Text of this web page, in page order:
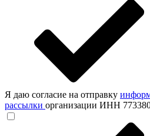
Я даю согласие на отправку
рассылки организации ИНН